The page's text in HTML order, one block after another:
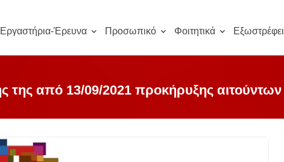
Εργαστήρια-Έρευνα Προσωπικό Φοιτητικά
της από 13/09/2021 προκήρυξης